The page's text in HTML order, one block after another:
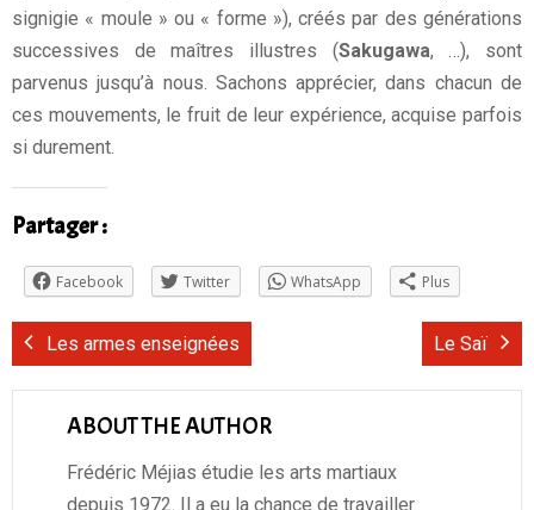
signigie « moule » ou « forme »), créés par des générations
successives de maîtres illustres (Sakugawa, …), sont
parvenus jusqu’à nous. Sachons apprécier, dans chacun de
ces mouvements, le fruit de leur expérience, acquise parfois
si durement.
Partager :
Facebook Twitter WhatsApp Plus
Les armes enseignées Le Saï
ABOUT THE AUTHOR
Frédéric Méjias étudie les arts martiaux
depuis 1972. Il a eu la chance de travailler